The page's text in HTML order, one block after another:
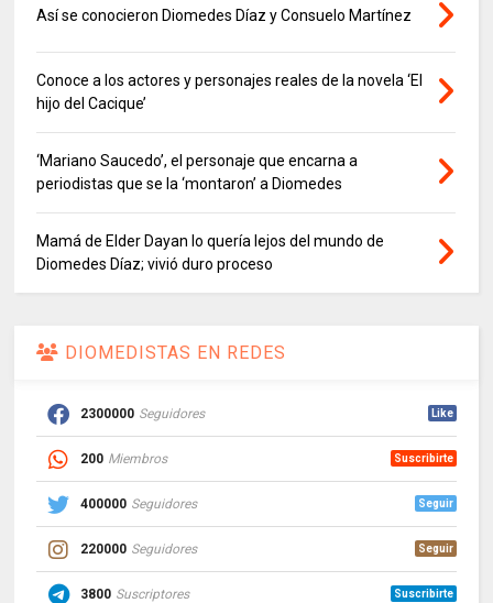
Así se conocieron Diomedes Díaz y Consuelo Martínez
Conoce a los actores y personajes reales de la novela ‘El
hijo del Cacique’
‘Mariano Saucedo’, el personaje que encarna a
periodistas que se la ‘montaron’ a Diomedes
Mamá de Elder Dayan lo quería lejos del mundo de
Diomedes Díaz; vivió duro proceso
DIOMEDISTAS EN REDES
2300000 Seguidores Like
200 Miembros Suscribirte
400000 Seguidores Seguir
220000 Seguidores Seguir
3800 Suscriptores Suscribirte